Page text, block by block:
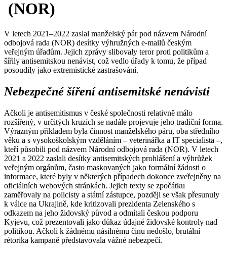
(NOR)
V letech 2021–2022 zaslal manželský pár pod názvem Národní
odbojová rada (NOR) desítky výhružných e-mailů českým
veřejným úřadům. Jejich zprávy slibovaly teror proti politikům a
šířily antisemitskou nenávist, což vedlo úřady k tomu, že případ
posoudily jako extremistické zastrašování.
Nebezpečné šíření antisemitské nenávisti
Ačkoli je antisemitismus v české společnosti relativně málo
rozšířený, v určitých kruzích se nadále projevuje jeho tradiční forma.
Výrazným příkladem byla činnost manželského páru, oba středního
věku a s vysokoškolským vzděláním – veterinářka a IT specialista –,
kteří působili pod názvem Národní odbojová rada (NOR). V letech
2021 a 2022 zaslali desítky antisemitských prohlášení a výhrůžek
veřejným orgánům, často maskovaných jako formální žádosti o
informace, které byly v některých případech dokonce zveřejněny na
oficiálních webových stránkách. Jejich texty se zpočátku
zaměřovaly na policisty a státní zástupce, později se však přesunuly
k válce na Ukrajině, kde kritizovali prezidenta Zelenského s
odkazem na jeho židovský původ a odmítali českou podporu
Kyjevu, což prezentovali jako důkaz údajné židovské kontroly nad
politikou. Ačkoli k žádnému násilnému činu nedošlo, brutální
rétorika kampaně představovala vážné nebezpečí.